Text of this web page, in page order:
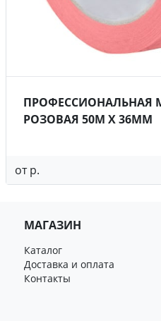
ПРОФЕССИОНАЛЬНАЯ
РОЗОВАЯ 50М X 36ММ
от р.
МАГАЗИН
Каталог
Доставка и оплата
Контакты